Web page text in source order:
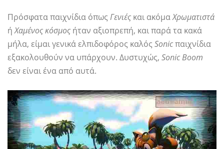
Πρόσφατα παιχνίδια όπως Γενιές και ακόμαΧρωματιστά
ήΧαμένος κόσμος ήταν αξιοπρεπή, και παρά τα κακά
μήλα, είμαι γενικά ελπιδοφόρος καλός Sonicπαιχνίδια
εξακολουθούν να υπάρχουν. Δυστυχώς, Sonic Boom
δεν είναι ένα από αυτά.